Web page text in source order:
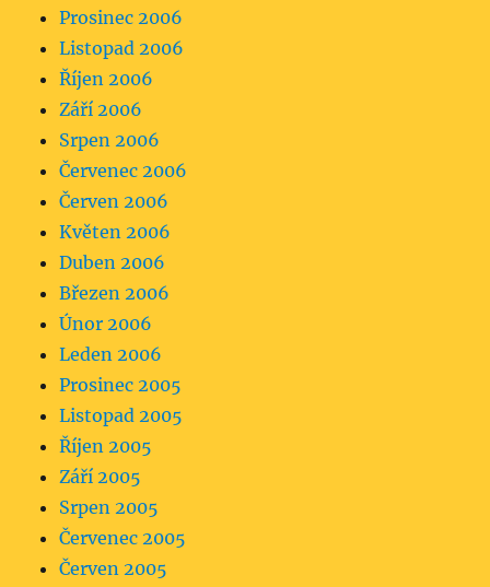
Prosinec 2006
Listopad 2006
Říjen 2006
Září 2006
Srpen 2006
Červenec 2006
Červen 2006
Květen 2006
Duben 2006
Březen 2006
Únor 2006
Leden 2006
Prosinec 2005
Listopad 2005
Říjen 2005
Září 2005
Srpen 2005
Červenec 2005
Červen 2005